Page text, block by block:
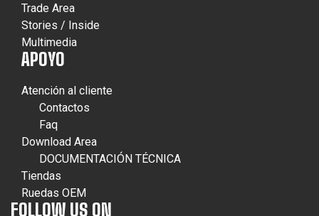
Trade Area
Stories / Inside
Multimedia
APOYO
Atención al cliente
Contactos
Faq
Download Area
DOCUMENTACIÓN TÉCNICA
Tiendas
Ruedas OEM
FOLLOW US ON